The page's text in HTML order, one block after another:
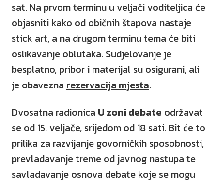
sat. Na prvom terminu u veljači voditeljica će
objasniti kako od običnih štapova nastaje
stick art, a na drugom terminu tema će biti
oslikavanje oblutaka. Sudjelovanje je
besplatno, pribor i materijal su osigurani, ali
je obavezna rezervacija mjesta.
Dvosatna radionica U zoni debate održavat
se od 15. veljače, srijedom od 18 sati. Bit će to
prilika za razvijanje govorničkih sposobnosti,
prevladavanje treme od javnog nastupa te
savladavanje osnova debate koje se mogu